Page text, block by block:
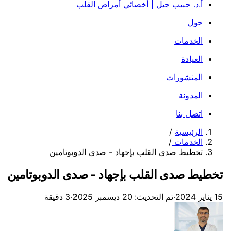
أ.د. حبيب جيل | أخصائي أمراض القلب
حول
الخدمات
العيادة
المنشورات
المدونة
اتصل بنا
الرئيسية /
الخدمات /
تخطيط صدى القلب بإجهاد - صدى الدوبوتامين
تخطيط صدى القلب بإجهاد - صدى الدوبوتامين
15 يناير 2024 ·تم التحديث: 20 ديسمبر 2025 ·3 دقيقة